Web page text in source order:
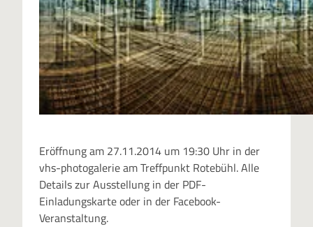
Eröffnung am 27.11.2014 um 19:30 Uhr in der
vhs-photogalerie am Treffpunkt Rotebühl. Alle
Details zur Ausstellung in der PDF-
Einladungskarte oder in der Facebook-
Veranstaltung.